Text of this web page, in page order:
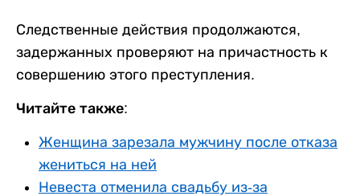
Следственные действия продолжаются,
задержанных проверяют на причастность к
совершению этого преступления.
Читайте также:
Женщина зарезала мужчину после отказа
жениться на ней
Невеста отменила свадьбу из-за